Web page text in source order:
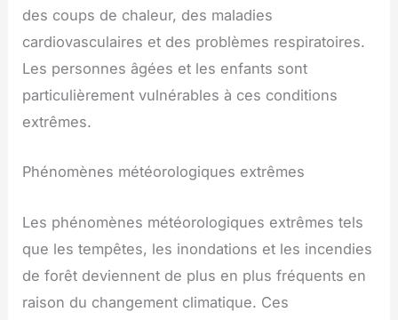
des coups de chaleur, des maladies
cardiovasculaires et des problèmes respiratoires.
Les personnes âgées et les enfants sont
particulièrement vulnérables à ces conditions
extrêmes.
Phénomènes météorologiques extrêmes
Les phénomènes météorologiques extrêmes tels
que les tempêtes, les inondations et les incendies
de forêt deviennent de plus en plus fréquents en
raison du changement climatique. Ces